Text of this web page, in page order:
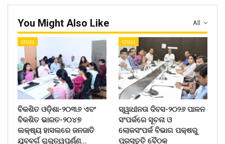
All
You Might Also Like
ରାଜ୍ୟ
ବିକଶିତ ଓଡ଼ିଶା-୨୦୩୬ ଏବଂ
ବିକଶିତ ଭାରତ-୨୦୪୭
ଲକ୍ଷ୍ୟ ହାସଲରେ ଜନଜାତି
ଯୁବବର୍ଗ ଗୁରୁତ୍ୱପୂର୍ଣ୍ଣ…
ରାଜ୍ୟ
ସ୍ୱାଧୀନତା ଦିବସ-୨୦୨୬ ପାଳନ
ସଂପର୍କରେ ସୂଚନା ଓ
ଲୋକସଂପର୍କ ବିଭାଗ ପକ୍ଷରୁ
ପ୍ରସ୍ତୁତି ବୈଠକ